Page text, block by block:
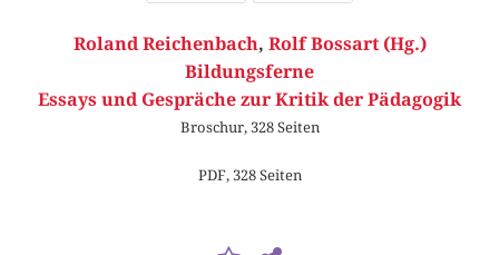
Roland Reichenbach, Rolf Bossart (Hg.)
Bildungsferne
Essays und Gespräche zur Kritik der Pädagogik
Broschur, 328 Seiten
PDF, 328 Seiten